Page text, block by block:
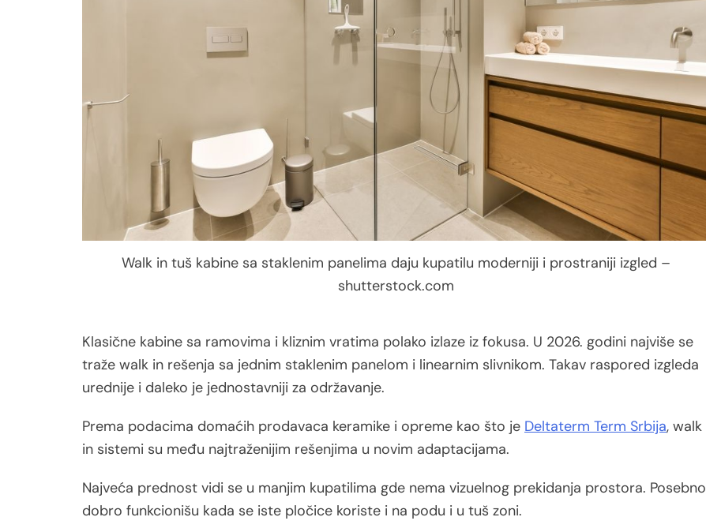
Walk in tuš kabine sa staklenim panelima daju kupatilu moderniji i prostraniji izgled –
shutterstock.com
Klasične kabine sa ramovima i kliznim vratima polako izlaze iz fokusa. U 2026. godini najviše se
traže walk in rešenja sa jednim staklenim panelom i linearnim slivnikom. Takav raspored izgleda
urednije i daleko je jednostavniji za održavanje.
Prema podacima domaćih prodavaca keramike i opreme kao što je Deltaterm Term Srbija, walk
in sistemi su među najtraženijim rešenjima u novim adaptacijama.
Najveća prednost vidi se u manjim kupatilima gde nema vizuelnog prekidanja prostora. Posebno
dobro funkcionišu kada se iste pločice koriste i na podu i u tuš zoni.